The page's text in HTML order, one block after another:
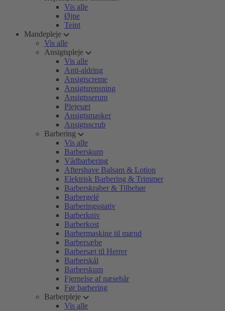
Vis alle
Øjne
Teint
Mandepleje
Vis alle
Ansigtspleje
Vis alle
Anti-aldring
Ansigtscreme
Ansigtsrensning
Ansigtsserum
Plejesæt
Ansigtsmasker
Ansigtsscrub
Barbering
Vis alle
Barberskum
Vådbarbering
Aftershave Balsam & Lotion
Elektrisk Barbering & Trimmer
Barberskraber & Tilbehør
Barbergelé
Barberingsstativ
Barberkniv
Barberkost
Barbermaskine til mænd
Barbersæbe
Barbersæt til Herrer
Barberskål
Barberskum
Fjernelse af næsehår
Før barbering
Barberpleje
Vis alle